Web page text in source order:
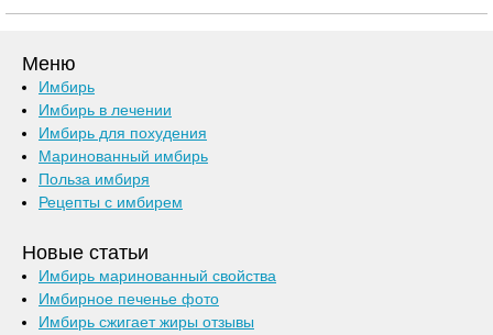
Меню
Имбирь
Имбирь в лечении
Имбирь для похудения
Маринованный имбирь
Польза имбиря
Рецепты с имбирем
Новые статьи
Имбирь маринованный свойства
Имбирное печенье фото
Имбирь сжигает жиры отзывы